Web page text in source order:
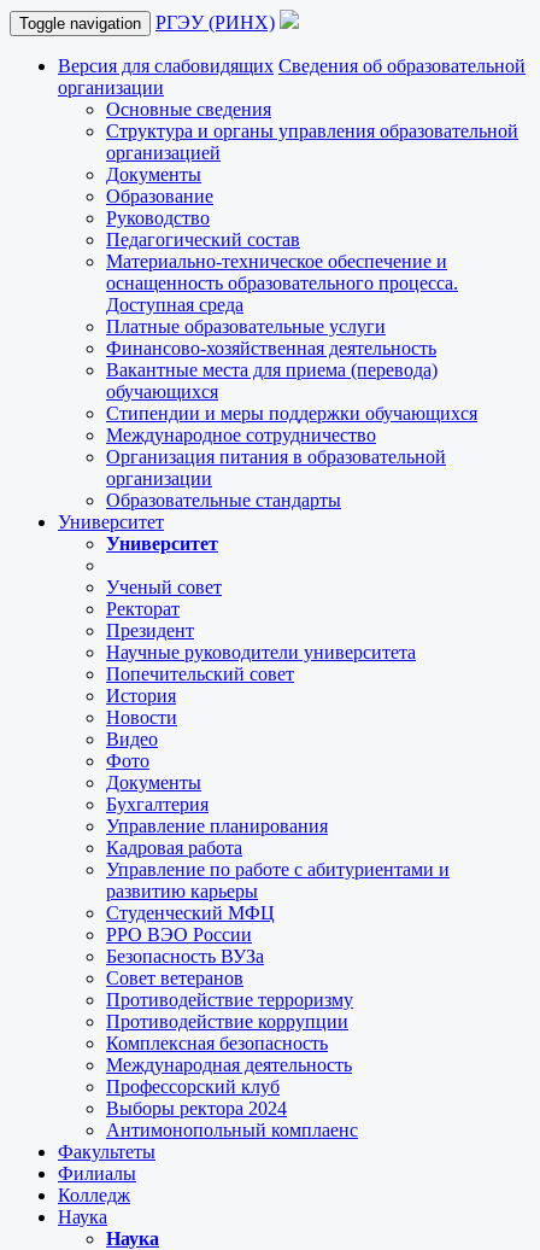
Toggle navigation РГЭУ (РИНХ)
Версия для слабовидящих Сведения об образовательной
организации
Основные сведения
Структура и органы управления образовательной
организацией
Документы
Образование
Руководство
Педагогический состав
Материально-техническое обеспечение и
оснащенность образовательного процесса.
Доступная среда
Платные образовательные услуги
Финансово-хозяйственная деятельность
Вакантные места для приема (перевода)
обучающихся
Стипендии и меры поддержки обучающихся
Международное сотрудничество
Организация питания в образовательной
организации
Образовательные стандарты
Университет
Университет
Ученый совет
Ректорат
Президент
Научные руководители университета
Попечительский совет
История
Новости
Видео
Фото
Документы
Бухгалтерия
Управление планирования
Кадровая работа
Управление по работе с абитуриентами и
развитию карьеры
Студенческий МФЦ
РРО ВЭО России
Безопасность ВУЗа
Совет ветеранов
Противодействие терроризму
Противодействие коррупции
Комплексная безопасность
Международная деятельность
Профессорский клуб
Выборы ректора 2024
Антимонопольный комплаенс
Факультеты
Филиалы
Колледж
Наука
Наука